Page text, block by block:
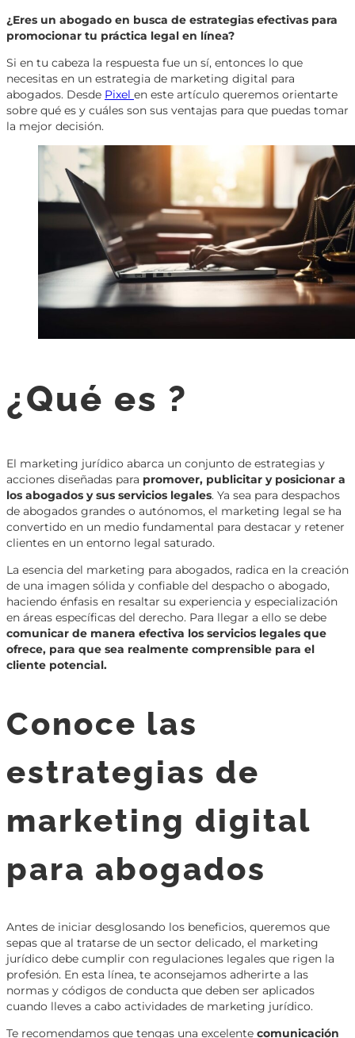
¿Eres un abogado en busca de estrategias efectivas para
promocionar tu práctica legal en línea?
Si en tu cabeza la respuesta fue un sí, entonces lo que
necesitas en un estrategia de marketing digital para
abogados. Desde Pixel en este artículo queremos orientarte
sobre qué es y cuáles son sus ventajas para que puedas tomar
la mejor decisión.
¿Qué es ?
El marketing jurídico abarca un conjunto de estrategias y
acciones diseñadas para promover, publicitar y posicionar a
los abogados y sus servicios legales. Ya sea para despachos
de abogados grandes o autónomos, el marketing legal se ha
convertido en un medio fundamental para destacar y retener
clientes en un entorno legal saturado.
La esencia del marketing para abogados, radica en la creación
de una imagen sólida y confiable del despacho o abogado,
haciendo énfasis en resaltar su experiencia y especialización
en áreas específicas del derecho. Para llegar a ello se debe
comunicar de manera efectiva los servicios legales que
ofrece, para que sea realmente comprensible para el
cliente potencial.
Conoce las
estrategias de
marketing digital
para abogados
Antes de iniciar desglosando los beneficios, queremos que
sepas que al tratarse de un sector delicado, el marketing
jurídico debe cumplir con regulaciones legales que rigen la
profesión. En esta línea, te aconsejamos adherirte a las
normas y códigos de conducta que deben ser aplicados
cuando lleves a cabo actividades de marketing jurídico.
Te recomendamos que tengas una excelente comunicación